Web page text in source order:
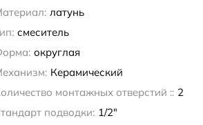
латунь
смеситель
округлая
Керамический
монтажных отверстий :: 2
подводки: 1/2"